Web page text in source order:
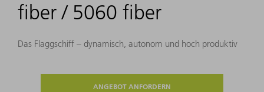
fiber / 5060 fiber
Das Flaggschiff – dynamisch, autonom und hoch produktiv
ANGEBOT ANFORDERN